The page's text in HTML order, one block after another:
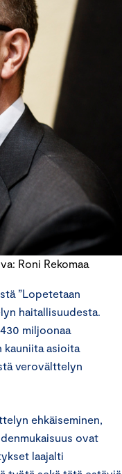
Roni Rekomaa
”Lopetetaan
haitallisuudesta.
miljoonaa
kauniita asioita
verovälttelyn
ehkäiseminen,
ovat
laajalti